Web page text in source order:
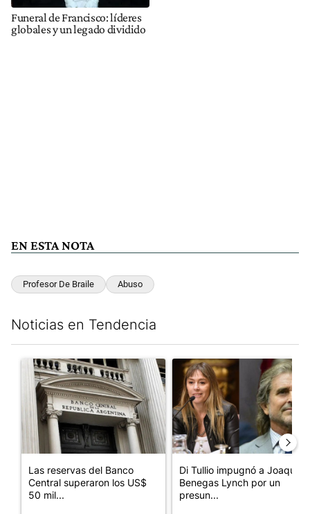
Funeral de Francisco: líderes
globales y un legado dividido
EN ESTA NOTA
Profesor De Braile Abuso
Noticias en Tendencia
Un artículo de tendencia con el título "Las reservas del Banco
Las reservas del Banco
Central superaron los US$
50 mil...
Un artículo de tendencia
Di Tullio impugnó a Joaquín
Benegas Lynch por un
presun...